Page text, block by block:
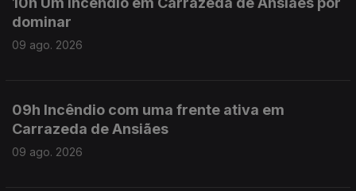
dominar
09 ago. 2026
09h Incêndio com uma frente ativa em
Carrazeda de Ansiães
09 ago. 2026